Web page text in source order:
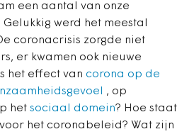
een aantal van onze
werd het meestal
coronacrisis zorgde niet
er kwamen ook nieuwe
het effect van corona op de
, op
het sociaal domein? Hoe staat
voor het coronabeleid? Wat zijn